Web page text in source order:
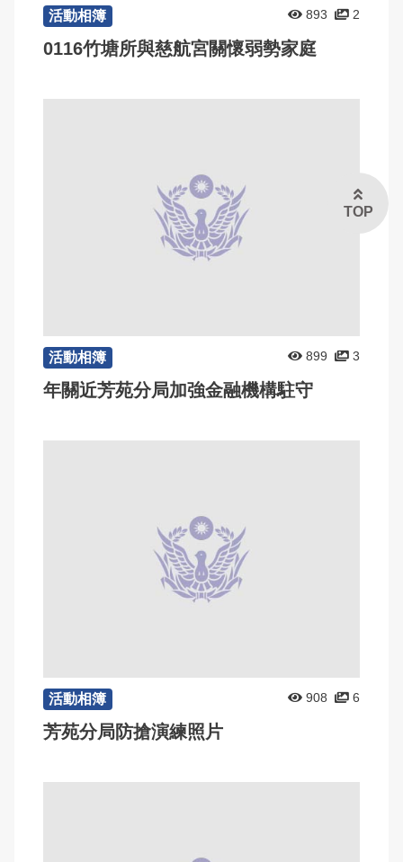
活動相簿 893 2
0116竹塘所與慈航宮關懷弱勢家庭
活動相簿 899 3
年關近芳苑分局加強金融機構駐守
活動相簿 908 6
芳苑分局防搶演練照片
TOP